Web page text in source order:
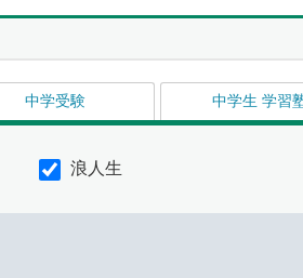
中学受験 中学生 学習
浪人生